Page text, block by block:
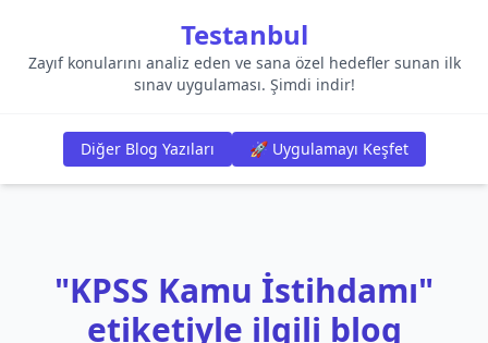
Testanbul
Zayıf konularını analiz eden ve sana özel hedefler sunan ilk
sınav uygulaması. Şimdi indir!
Diğer Blog Yazıları 🚀 Uygulamayı Keşfet
"KPSS Kamu İstihdamı"
etiketiyle ilgili blog